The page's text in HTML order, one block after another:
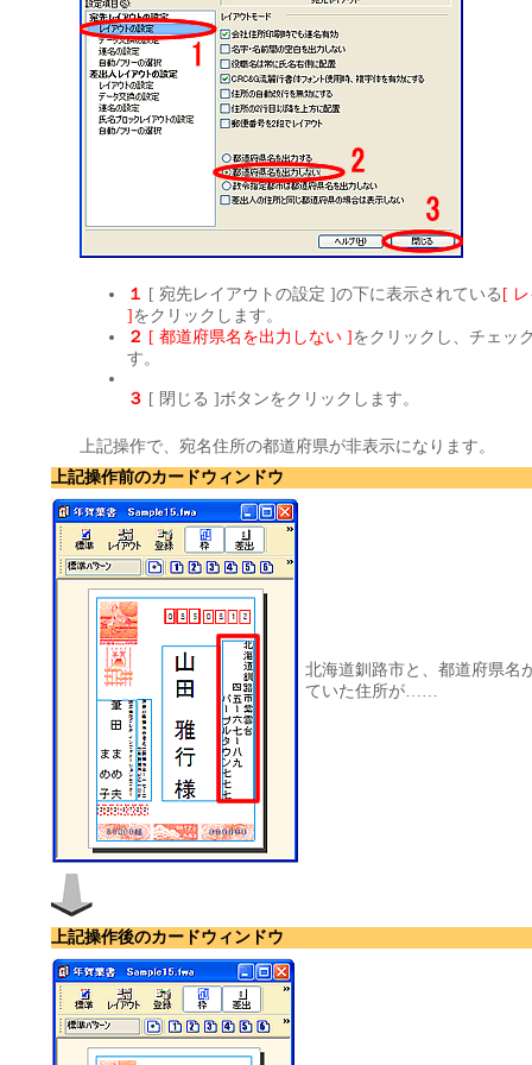
１ [ 宛先レイアウトの設定 ]の下に表示されている [
] をクリックします。
２ [ 都道府県名を出力しない ] をクリックし、チェッ
す。
３ [ 閉じる ]ボタンをクリックします。
上記操作で、宛名住所の都道府県が非表示になります。
上記操作前のカードウィンドウ
北海道釧路市と、都道府県名
ていた住所が……
上記操作後のカードウィンドウ